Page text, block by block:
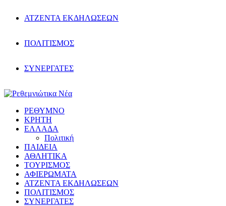
ΑΤΖΕΝΤΑ ΕΚΔΗΛΩΣΕΩΝ
ΠΟΛΙΤΙΣΜΟΣ
ΣΥΝΕΡΓΑΤΕΣ
ΡΕΘΥΜΝΟ
ΚΡΗΤΗ
ΕΛΛΑΔΑ
Πολιτική
ΠΑΙΔΕΙΑ
ΑΘΛΗΤΙΚΑ
ΤΟΥΡΙΣΜΟΣ
ΑΦΙΕΡΩΜΑΤΑ
ΑΤΖΕΝΤΑ ΕΚΔΗΛΩΣΕΩΝ
ΠΟΛΙΤΙΣΜΟΣ
ΣΥΝΕΡΓΑΤΕΣ